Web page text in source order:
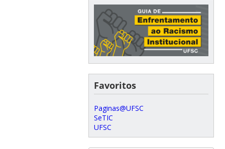
Favoritos
Paginas@UFSC
SeTIC
UFSC